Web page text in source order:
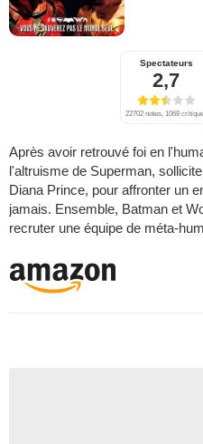
Spectateurs
2,7
22702 notes, 1068
Après avoir retrouvé foi en
l'altruisme de Superman,
Diana Prince, pour affronter un
jamais. Ensemble, Batman et
recruter une équipe de méta-